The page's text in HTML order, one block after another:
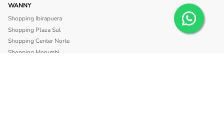
WANNY
Shopping Ibirapuera
Shopping Plaza Sul
Shopping Center Norte
Shopping Morumbi